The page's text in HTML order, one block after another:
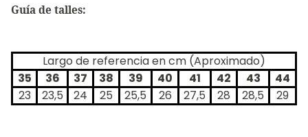
Guía de talles:
Largo de referencia en cm (Aproximado)
35
36 37 38 39 40 41 42 43
44
23
23,5 24 25 25,5 26 27,5 28 28,5 29